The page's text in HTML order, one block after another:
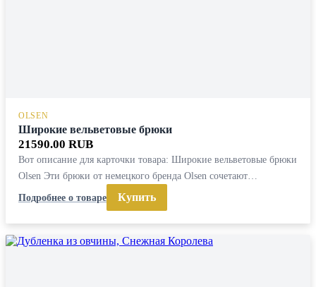
OLSEN
Широкие вельветовые брюки
21590.00 RUB
Вот описание для карточки товара: Широкие вельветовые брюки
Olsen Эти брюки от немецкого бренда Olsen сочетают…
Подробнее о товаре
Купить